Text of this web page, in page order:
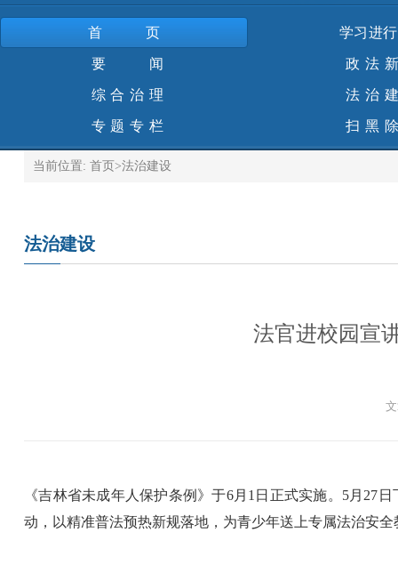
首页 学习进
要 闻 政法
综合治理 法治
专题专栏 扫黑
当前位置: 首页 >法治建设
法治建设
法官进校园宣
《吉林省未成年人保护条例》于6月1日正式实施。5月27
动，以精准普法预热新规落地，为青少年送上专属法治安全